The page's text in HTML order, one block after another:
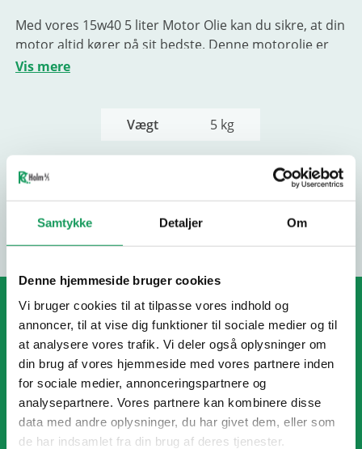
Samtykke Detaljer Om
Denne hjemmeside bruger cookies
Vi bruger cookies til at tilpasse vores indhold og
annoncer, til at vise dig funktioner til sociale medier og til
at analysere vores trafik. Vi deler også oplysninger om
din brug af vores hjemmeside med vores partnere inden
for sociale medier, annonceringspartnere og
analysepartnere. Vores partnere kan kombinere disse
data med andre oplysninger, du har givet dem, eller som
de har indsamlet fra din brug af deres tjenester.
Med vores 15w40 5 liter Motor Olie kan du sikre, at din
motor altid kører på sit bedste. Denne motorolie er
specielt designet til at opretholde en god ydeevne og
JÆVN KØRSEL
Vores 15w40 Motor Olie sikrer en effektiv smøring af
motoren, hvilket resulterer i en jævn kørsel og
reduceret friktion. Dette bidrager til forbedret
brændstofeffektivitet og mindre belastning på
motoren.
FORSKELLIGE KØRETØJER
Denne 15w40 Motor Olie er velegnet til brug i
forskellige typer af køretøjer, herunder personbiler,
varevogne og mindre lastbiler. Uanset hvilken type
køretøj du har, kan du stole på denne motorolie til at
levere pålidelig ydeevne og beskyttelse.
Klik her for at se vores udvalg afolieprodukter. Vælg
den rette olie til dit køretøj og opnå optimal ydeevne
Vis mere
Vægt 5 kg
RC HOLM A/S
Industrivej 18
8963 Auning
Tlf. +45 86 99 73 14
CVR: 26443814